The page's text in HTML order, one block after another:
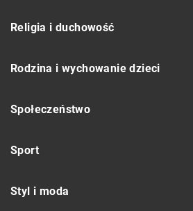
Religia i duchowość
Rodzina i wychowanie dzieci
Społeczeństwo
Sport
Styl i moda